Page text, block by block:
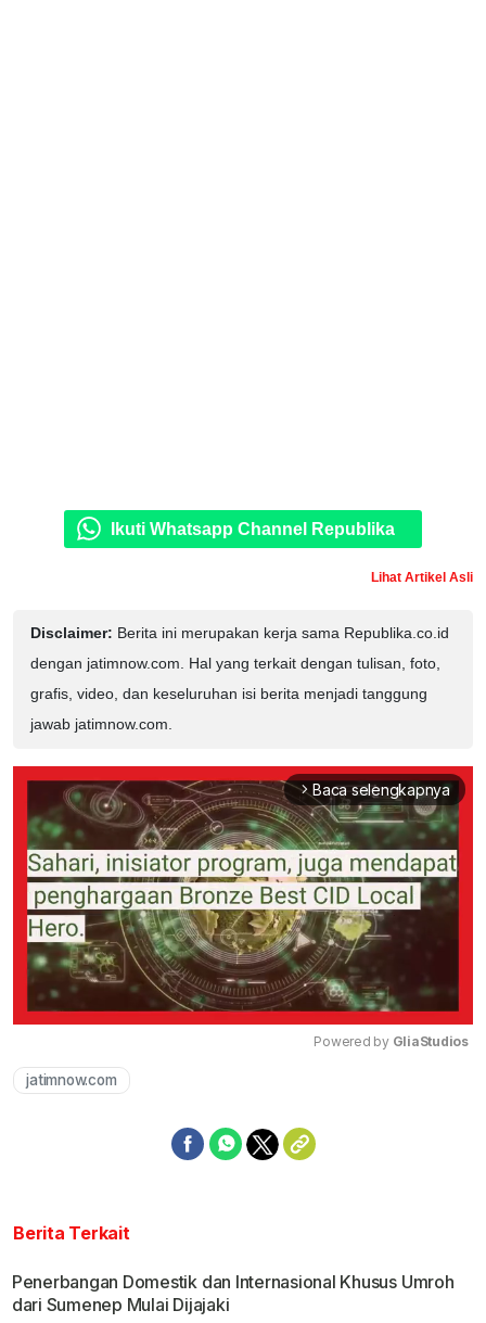
Ikuti Whatsapp Channel Republika
Lihat Artikel Asli
Disclaimer: Berita ini merupakan kerja sama Republika.co.id
dengan jatimnow.com. Hal yang terkait dengan tulisan, foto,
grafis, video, dan keseluruhan isi berita menjadi tanggung
jawab jatimnow.com.
arrow_forward_ios Baca selengkapnya
Powered by GliaStudios
jatimnow.com
Berita Terkait
Penerbangan Domestik dan Internasional Khusus Umroh
dari Sumenep Mulai Dijajaki